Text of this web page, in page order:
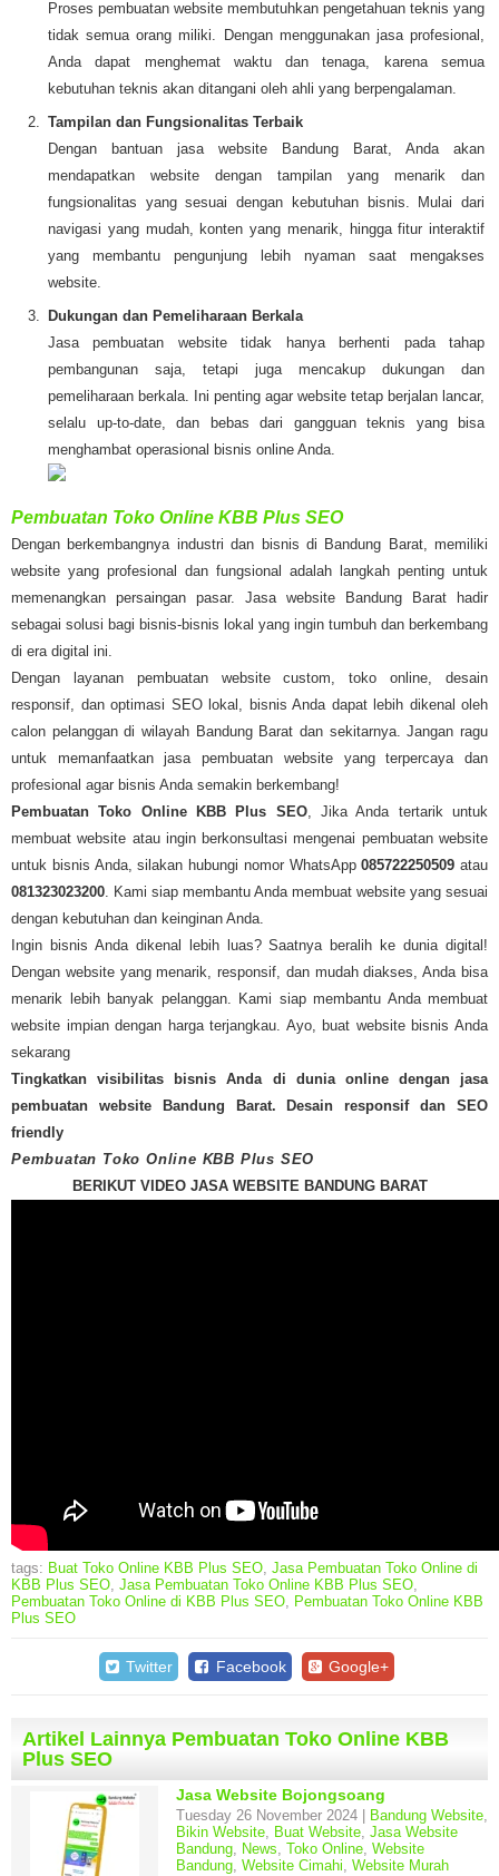
Proses pembuatan website membutuhkan pengetahuan teknis yang
tidak semua orang miliki. Dengan menggunakan jasa profesional,
Anda dapat menghemat waktu dan tenaga, karena semua
kebutuhan teknis akan ditangani oleh ahli yang berpengalaman.
Tampilan dan Fungsionalitas Terbaik
Dengan bantuan jasa website Bandung Barat, Anda akan
mendapatkan website dengan tampilan yang menarik dan
fungsionalitas yang sesuai dengan kebutuhan bisnis. Mulai dari
navigasi yang mudah, konten yang menarik, hingga fitur interaktif
yang membantu pengunjung lebih nyaman saat mengakses
website.
Dukungan dan Pemeliharaan Berkala
Jasa pembuatan website tidak hanya berhenti pada tahap
pembangunan saja, tetapi juga mencakup dukungan dan
pemeliharaan berkala. Ini penting agar website tetap berjalan lancar,
selalu up-to-date, dan bebas dari gangguan teknis yang bisa
menghambat operasional bisnis online Anda.
Pembuatan Toko Online KBB Plus SEO
Dengan berkembangnya industri dan bisnis di Bandung Barat, memiliki
website yang profesional dan fungsional adalah langkah penting untuk
memenangkan persaingan pasar. Jasa website Bandung Barat hadir
sebagai solusi bagi bisnis-bisnis lokal yang ingin tumbuh dan berkembang
di era digital ini.
Dengan layanan pembuatan website custom, toko online, desain
responsif, dan optimasi SEO lokal, bisnis Anda dapat lebih dikenal oleh
calon pelanggan di wilayah Bandung Barat dan sekitarnya. Jangan ragu
untuk memanfaatkan jasa pembuatan website yang terpercaya dan
profesional agar bisnis Anda semakin berkembang!
Pembuatan Toko Online KBB Plus SEO, Jika Anda tertarik untuk
membuat website atau ingin berkonsultasi mengenai pembuatan website
untuk bisnis Anda, silakan hubungi nomor WhatsApp085722250509 atau
081323023200. Kami siap membantu Anda membuat website yang sesuai
dengan kebutuhan dan keinginan Anda.
Ingin bisnis Anda dikenal lebih luas? Saatnya beralih ke dunia digital!
Dengan website yang menarik, responsif, dan mudah diakses, Anda bisa
menarik lebih banyak pelanggan. Kami siap membantu Anda membuat
website impian dengan harga terjangkau. Ayo, buat website bisnis Anda
sekarang
Tingkatkan visibilitas bisnis Anda di dunia online dengan jasa
pembuatan website Bandung Barat. Desain responsif dan SEO
friendly
Pembuatan Toko Online KBB Plus SEO
BERIKUT VIDEO JASA WEBSITE BANDUNG BARAT
tags: Buat Toko Online KBB Plus SEO, Jasa Pembuatan Toko Online di
KBB Plus SEO, Jasa Pembuatan Toko Online KBB Plus SEO,
Pembuatan Toko Online di KBB Plus SEO, Pembuatan Toko Online KBB
Plus SEO
Twitter Facebook Google+
Artikel Lainnya Pembuatan Toko Online KBB
Plus SEO
Jasa Website Bojongsoang
Tuesday 26 November 2024 | Bandung Website,
Bikin Website, Buat Website, Jasa Website
Bandung, News, Toko Online, Website
Bandung, Website Cimahi, Website Murah